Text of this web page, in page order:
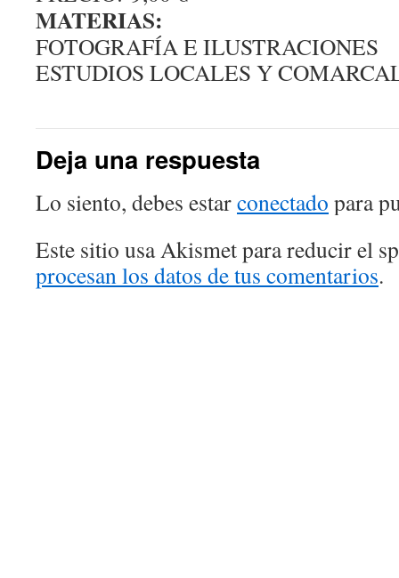
MATERIAS:
FOTOGRAFÍA E ILUSTRACIONES
ESTUDIOS LOCALES Y
Deja una respuesta
Lo siento, debes estarconectado para
Este sitio usa Akismet para reducir el
procesan los datos de tus comentarios.